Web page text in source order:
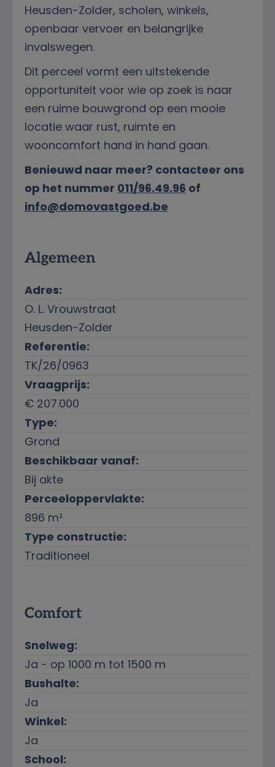
Heusden-Zolder, scholen, winkels,
openbaar vervoer en belangrijke
invalswegen.
Dit perceel vormt een uitstekende
opportuniteit voor wie op zoek is naar
een ruime bouwgrond op een mooie
locatie waar rust, ruimte en
wooncomfort hand in hand gaan.
Benieuwd naar meer? contacteer ons
op het nummer 011/96.49.96 of
info@domovastgoed.be
Kenmerken
Algemeen
Adres:
O. L. Vrouwstraat
Heusden-Zolder
Referentie:
TK/26/0963
Vraagprijs:
€ 207.000
Type:
Grond
Beschikbaar vanaf:
Bij akte
Perceeloppervlakte:
896 m²
Type constructie:
Traditioneel
Comfort
Snelweg:
Ja - op 1000 m tot 1500 m
Bushalte:
Ja
Winkel:
Ja
School: